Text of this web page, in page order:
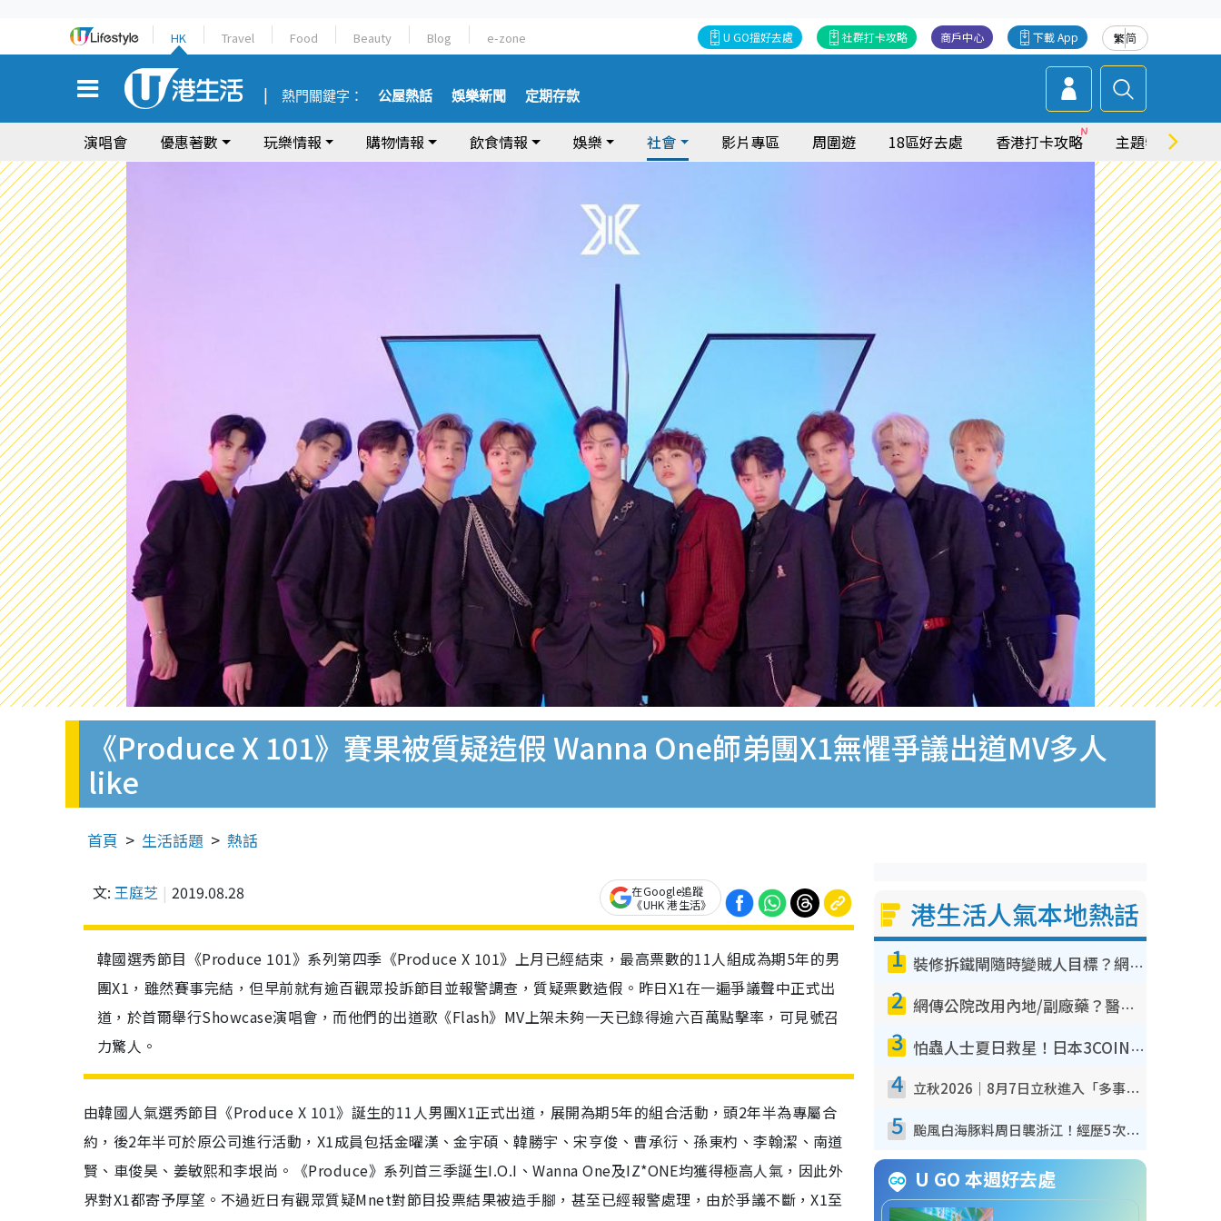
HK Travel Food Beauty Blog e-zone 繁简
下載 App
商戶中心
社群打卡攻略
U GO搵好去處
熱門關鍵字： 公屋熱話 娛樂新聞 定期存款
演唱會 優惠著數 玩樂情報 購物情報 飲食情報 娛樂 社會 影片專區 周圍遊 18區好去處 香港打卡攻略 主題特集
《Produce X 101》賽果被質疑造假 Wanna One師弟團X1無懼爭議出道MV多人
like
首頁 生活話題 熱話
文: 王庭芝 2019.08.28
在Google追蹤
《UHK 港生活》
韓國選秀節目《Produce 101》系列第四季《Produce X 101》上月已經結束，最高票數的11人組成為期5年的男
團X1，雖然賽事完結，但早前就有逾百觀眾投訴節目並報警調查，質疑票數造假。昨日X1在一遍爭議聲中正式出
道，於首爾舉行Showcase演唱會，而他們的出道歌《Flash》MV上架未夠一天已錄得逾六百萬點擊率，可見號召
力驚人。
由韓國人氣選秀節目《Produce X 101》誕生的11人男團X1正式出道，展開為期5年的組合活動，頭2年半為專屬合
約，後2年半可於原公司進行活動，X1成員包括金曜漢、金宇碩、韓勝宇、宋亨俊、曹承衍、孫東杓、李翰潔、南道
賢、車俊昊、姜敏熙和李垠尚。《Produce》系列首三季誕生I.O.I、Wanna One及IZ*ONE均獲得極高人氣，因此外
界對X1都寄予厚望。不過近日有觀眾質疑Mnet對節目投票結果被造手腳，甚至已經報警處理，由於爭議不斷，X1至
港生活人氣本地熱話
1 裝修拆鐵閘隨時變賊人目標？網民揭2大關鍵用途：裝新式等於白裝？附新舊鐵閘分別
2 網傳公院改用內地/副廠藥？醫生拆解正副廠分別 揭4類人換藥隨時出事
3 怕蟲人士夏日救星！日本3COINS爆紅驅蟲神器$45起 1招「全程免觸碰」輕鬆搞定小強
4 立秋2026｜8月7日立秋進入「多事之秋」 3件事唔做得！專家教6招開運 清枱頭／銀包納氣接好運
5 颱風白海豚料周日襲浙江！經歷5次「眼牆置換」極罕見 成登陸內地最長途颱風
U GO 本週好去處